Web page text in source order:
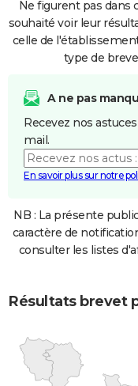
Ne figurent pas dans
souhaité voir leur
celle de
type de
A ne pas
Recevez nos
mail.
En savoir plus sur notre
NB : La présente
caractère de
consulter les listes
Résultats brevet